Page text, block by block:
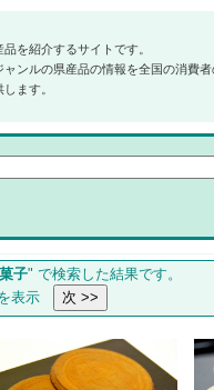
を紹介するサイトです。
ンルの県産品の情報を全国の消費者
ます。
子" で検索した結果です。
表示